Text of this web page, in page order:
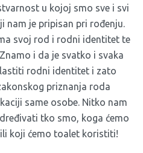
u kojoj smo sve i svi
nam je pripisan pri rođenju.
svoj rod i rodni identitet te
i da je svatko i svaka
rodni identitet i zato
priznanja roda
same osobe. Nitko nam
tko smo, koga ćemo
koji ćemo toalet koristiti!